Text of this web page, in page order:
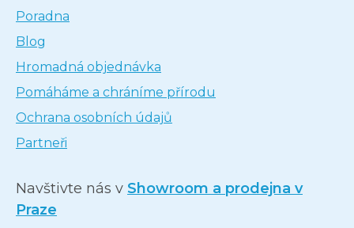
Poradna
Blog
Hromadná objednávka
Pomáháme a chráníme přírodu
Ochrana osobních údajů
Partneři
Navštivte nás v Showroom a prodejna v
Praze